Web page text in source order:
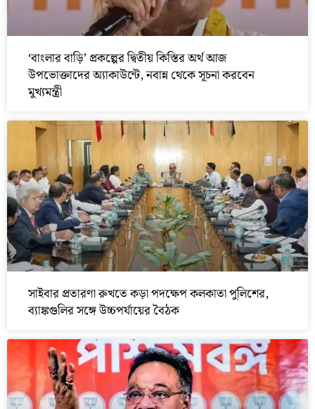
‘বাংলার বাড়ি’ প্রকল্পের দ্বিতীয় কিস্তির অর্থ আজ
উপভোক্তাদের অ্যাকাউন্টে, নবান্ন থেকে সূচনা করবেন
মুখ্যমন্ত্রী
সাইবার প্রতারণা রুখতে কড়া পদক্ষেপ কলকাতা পুলিশের,
ব্যাঙ্কগুলির সঙ্গে উচ্চপর্যায়ের বৈঠক